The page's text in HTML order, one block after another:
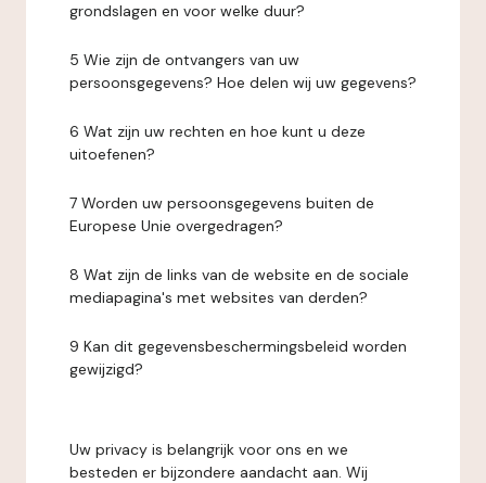
grondslagen en voor welke duur?
5 Wie zijn de ontvangers van uw
persoonsgegevens? Hoe delen wij uw gegevens?
6 Wat zijn uw rechten en hoe kunt u deze
uitoefenen?
7 Worden uw persoonsgegevens buiten de
Europese Unie overgedragen?
8 Wat zijn de links van de website en de sociale
mediapagina's met websites van derden?
9 Kan dit gegevensbeschermingsbeleid worden
gewijzigd?
Uw privacy is belangrijk voor ons en we
besteden er bijzondere aandacht aan. Wij